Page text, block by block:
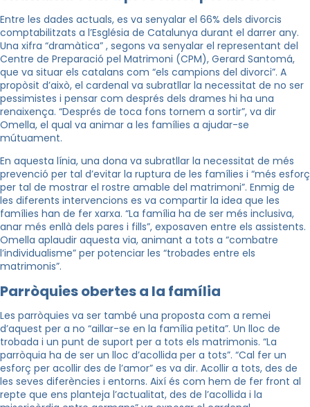
Entre les dades actuals, es va senyalar el 66% dels divorcis
comptabilitzats a l’Església de Catalunya durant el darrer any.
Una xifra “dramàtica” , segons va senyalar el representant del
Centre de Preparació pel Matrimoni (CPM), Gerard Santomá,
que va situar els catalans com “els campions del divorci”. A
propòsit d’això, el cardenal va subratllar la necessitat de no ser
pessimistes i pensar com després dels drames hi ha una
renaixença. “Després de toca fons tornem a sortir”, va dir
Omella, el qual va animar a les famílies a ajudar-se
mútuament.
En aquesta línia, una dona va subratllar la necessitat de més
prevenció per tal d’evitar la ruptura de les famílies i “més esforç
per tal de mostrar el rostre amable del matrimoni”. Enmig de
les diferents intervencions es va compartir la idea que les
famílies han de fer xarxa. “La família ha de ser més inclusiva,
anar més enllà dels pares i fills”, exposaven entre els assistents.
Omella aplaudir aquesta via, animant a tots a “combatre
l’individualisme” per potenciar les “trobades entre els
matrimonis”.
Parròquies obertes a la família
Les parròquies va ser també una proposta com a remei
d’aquest per a no “aillar-se en la família petita”. Un lloc de
trobada i un punt de suport per a tots els matrimonis. “La
parròquia ha de ser un lloc d’acollida per a tots”. “Cal fer un
esforç per acollir des de l’amor” es va dir. Acollir a tots, des de
les seves diferències i entorns. Així és com hem de fer front al
repte que ens planteja l’actualitat, des de l’acollida i la